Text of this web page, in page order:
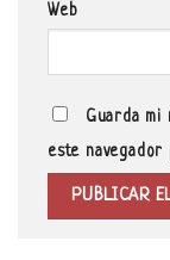
Web
Guarda
este navegador